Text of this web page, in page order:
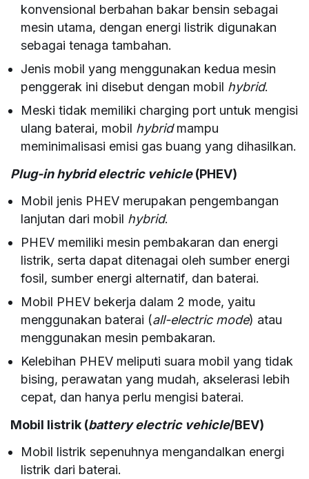
konvensional berbahan bakar bensin sebagai
mesin utama, dengan energi listrik digunakan
sebagai tenaga tambahan.
Jenis mobil yang menggunakan kedua mesin
penggerak ini disebut dengan mobil hybrid.
Meski tidak memiliki charging port untuk mengisi
ulang baterai, mobil hybridmampu
meminimalisasi emisi gas buang yang dihasilkan.
Plug-in hybrid electric vehicle(PHEV)
Mobil jenis PHEV merupakan pengembangan
lanjutan dari mobil hybrid.
PHEV memiliki mesin pembakaran dan energi
listrik, serta dapat ditenagai oleh sumber energi
fosil, sumber energi alternatif, dan baterai.
Mobil PHEV bekerja dalam 2 mode, yaitu
menggunakan baterai (all-electric mode) atau
menggunakan mesin pembakaran.
Kelebihan PHEV meliputi suara mobil yang tidak
bising, perawatan yang mudah, akselerasi lebih
cepat, dan hanya perlu mengisi baterai.
Mobil listrik (battery electric vehicle/BEV)
Mobil listrik sepenuhnya mengandalkan energi
listrik dari baterai.